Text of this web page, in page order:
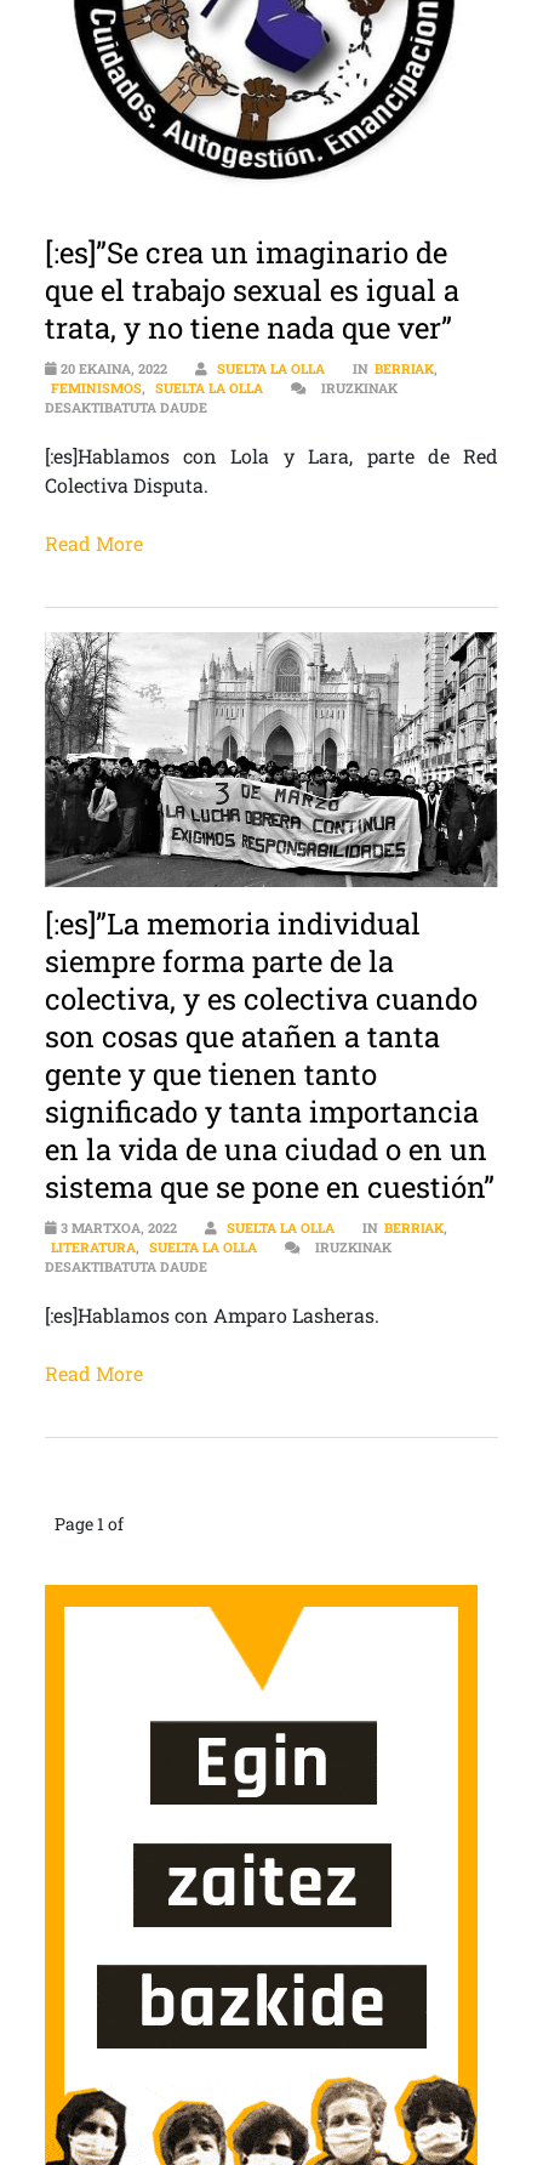
[:es]”Se crea un imaginario de
que el trabajo sexual es igual a
trata, y no tiene nada que ver”
20 EKAINA, 2022 SUELTA LA OLLA IN BERRIAK,
FEMINISMOS, SUELTA LA OLLA
IRUZKINAK
DESAKTIBATUTA DAUDE[:ES]”SE CREA UN IMAGINARIO DE QUE EL
[:es]Hablamos con Lola y Lara, parte de Red
Colectiva Disputa.
Read More
[:es]”La memoria individual
siempre forma parte de la
colectiva, y es colectiva cuando
son cosas que atañen a tanta
gente y que tienen tanto
significado y tanta importancia
en la vida de una ciudad o en un
sistema que se pone en cuestión”
3 MARTXOA, 2022 SUELTA LA OLLA IN BERRIAK,
LITERATURA, SUELTA LA OLLA
IRUZKINAK
DESAKTIBATUTA DAUDE[:ES]”LA MEMORIA INDIVIDUAL SIEMPRE FORMA
[:es]Hablamos con Amparo Lasheras.
Read More
Page 1 of